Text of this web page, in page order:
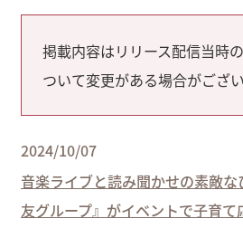
掲載内容はリリース配信当時
ついて変更がある場合がござい
2024/10/07
音楽ライブと読み聞かせの素敵
友グループ』がイベントで子育て